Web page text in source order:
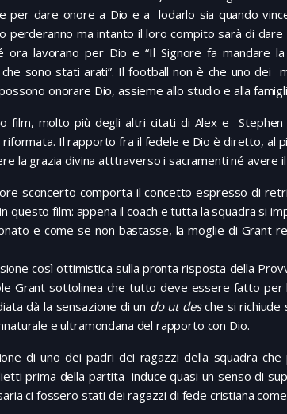
per dare onore a Dio e a lodarlo sia quando
perderanno ma intanto il loro compito sarà di dare
ora lavorano per Dio e “Il Signore fa mandare
che sono stati arati”. Il football non è che uno dei
onorare Dio, assieme allo studio e alla
film, molto più degli altri citati di Alex e
riformata. Il rapporto fra il fedele e Dio è diretto, al
la grazia divina atttraverso i sacramenti né avere
sconcerto comporta il concetto espresso di
questo film: appena il coach e tutta la squadra si
e come se non bastasse, la moglie di Grant
così ottimistica sulla pronta risposta della
Grant sottolinea che tutto deve essere fatto
dà la sensazione di un do ut desche si richiude
e ultramondana del rapporto con Dio.
di uno dei padri dei ragazzi della squadra
prima della partita induce quasi un senso di
ci fossero stati dei ragazzi di fede cristiana